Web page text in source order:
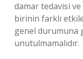
damar tedavisi
birinin farklı
genel durumuna
unutulmamalıdır.